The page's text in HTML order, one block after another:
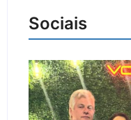
Sociais